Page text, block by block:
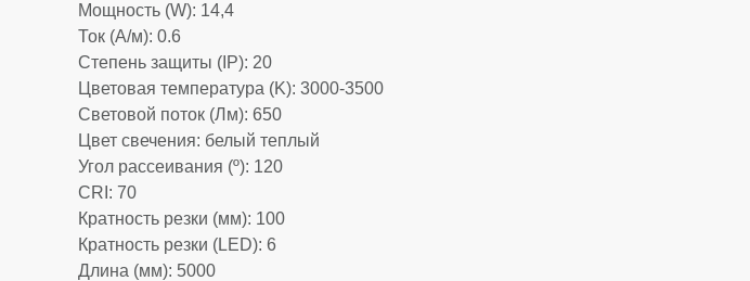
Мощность (W): 14,4
Ток (А/м): 0.6
Степень защиты (IP): 20
Цветовая температура (K): 3000-3500
Световой поток (Лм): 650
Цвет свечения: белый теплый
Угол рассеивания (º): 120
CRI: 70
Кратность резки (мм): 100
Кратность резки (LED): 6
Длина (мм): 5000